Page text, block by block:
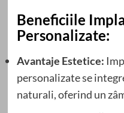
Beneficiile
Personalizate:
Avantaje Estetice:
personalizate se
naturali, oferind un